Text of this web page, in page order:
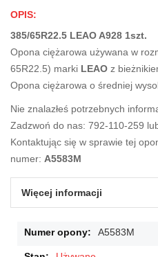
OPIS:
385/65R22.5 LEAO A928 1szt.
Opona ciężarowa używana w
65R22.5) marki LEAO z
Opona ciężarowa o średniej
Nie znalazłeś potrzebnych
Zadzwoń do nas: 792-110-259
Kontaktując się w sprawie tej
numer: A5583M
Więcej informacji
Więcej
A5583M